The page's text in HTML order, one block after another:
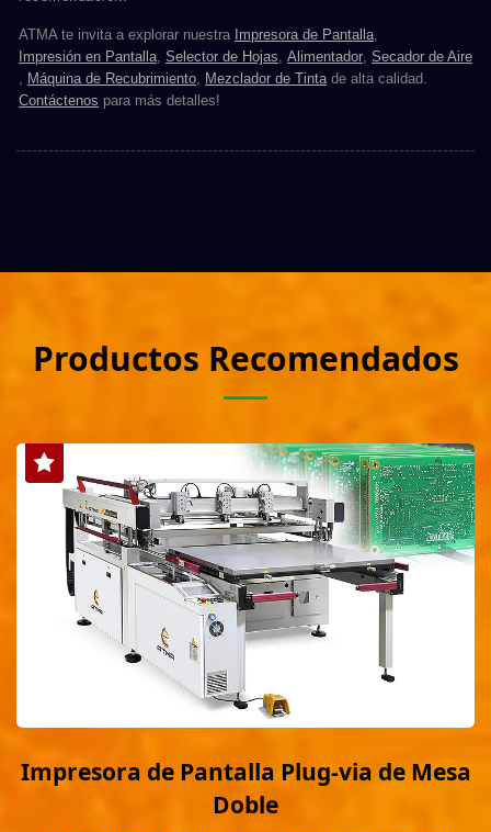
ATMA te invita a explorar nuestra Impresora de Pantalla
Impresión en Pantalla Selector de Hojas Alimentador Secador de Aire
Máquina de Recubrimiento Mezclador de Tinta de alta calidad.
Contáctenos para más detalles!
Productos Recomendados
Impresora de Pantalla Plug-via de Mesa
Doble